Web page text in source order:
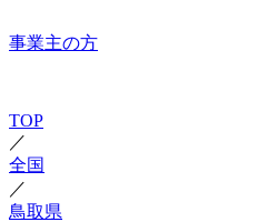
事業主の方
TOP
／
全国
／
鳥取県